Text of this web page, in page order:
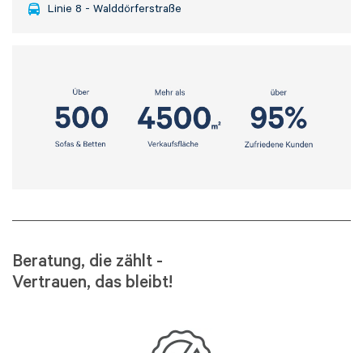
Linie 8 - Walddörferstraße
Beratung, die zählt -
Vertrauen, das bleibt!